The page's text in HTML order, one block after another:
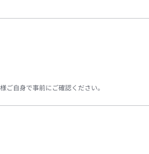
ご自身で事前にご確認ください。